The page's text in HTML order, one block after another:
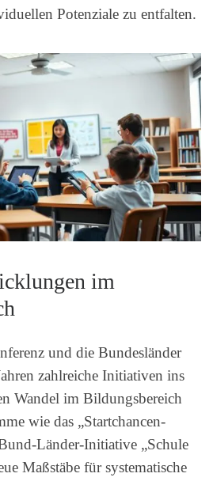
Potenziale zu entfalten.
im
und die Bundesländer
zahlreiche Initiativen ins
Wandel im Bildungsbereich
wie das „Startchancen-
Länder-Initiative „Schule
Maßstäbe für systematische